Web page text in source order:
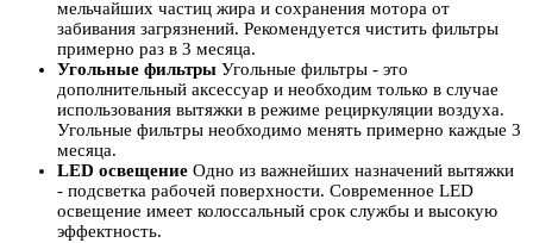
мельчайших частиц жира и сохранения мотора от
забивания загрязнений. Рекомендуется чистить фильтры
примерно раз в 3 месяца.
Угольные фильтры Угольные фильтры - это
дополнительный аксессуар и необходим только в случае
использования вытяжки в режиме рециркуляции воздуха.
Угольные фильтры необходимо менять примерно каждые 3
месяца.
LED освещение Одно из важнейших назначений вытяжки
- подсветка рабочей поверхности. Современное LED
освещение имеет колоссальный срок службы и высокую
эффектность.